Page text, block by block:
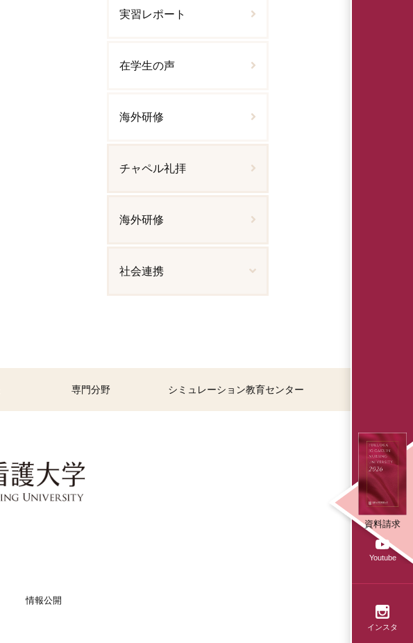
資料請求
Youtube
インスタ
実習レポート
在学生の声
海外研修
チャペル礼拝
海外研修
社会連携
専門分野 シミュレーション教育センター
情報公開